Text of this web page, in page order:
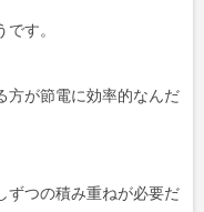
す。
方が節電に効率的なんだ
ずつの積み重ねが必要だ